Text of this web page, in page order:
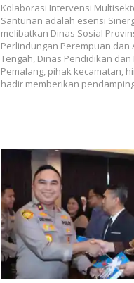
Kolaborasi Intervensi
Santunan adalah esensi
melibatkan Dinas Sosial
Perlindungan Perempuan dan
Tengah, Dinas Pendidikan
Pemalang, pihak kecamatan,
hadir memberikan